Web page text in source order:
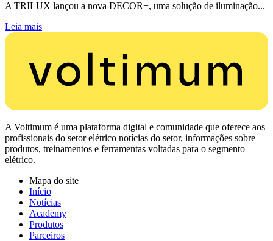
A TRILUX lançou a nova DECOR+, uma solução de iluminação...
Leia mais
A Voltimum é uma plataforma digital e comunidade que oferece aos
profissionais do setor elétrico notícias do setor, informações sobre
produtos, treinamentos e ferramentas voltadas para o segmento
elétrico.
Mapa do site
Início
Notícias
Academy
Produtos
Parceiros